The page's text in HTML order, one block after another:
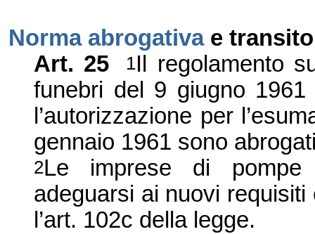
Norma abrogativae
Art. 25 1Il regolamento
funebri del 9 giugno
’autorizzazione per l ’
gennaio 1961 sono
2Le imprese di pompe
adeguarsi ai nuovi
’art. 102c della legge.